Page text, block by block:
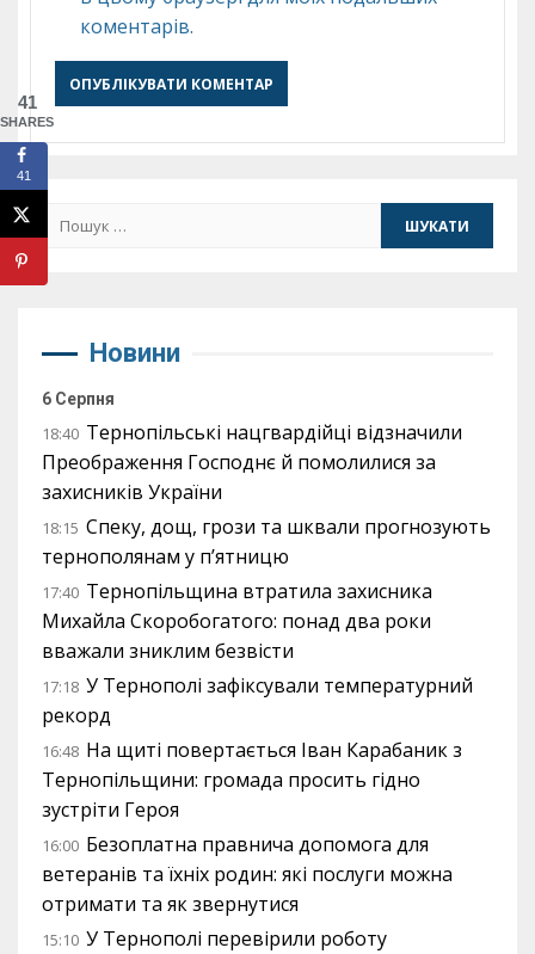
коментарів.
Пошук:
Новини
6 Серпня
18:40 Тернопільські нацгвардійці відзначили
Преображення Господнє й помолилися за
захисників України
18:15 Спеку, дощ, грози та шквали прогнозують
тернополянам у п’ятницю
17:40 Тернопільщина втратила захисника
Михайла Скоробогатого: понад два роки
вважали зниклим безвісти
17:18 У Тернополі зафіксували температурний
рекорд
16:48 На щиті повертається Іван Карабаник з
Тернопільщини: громада просить гідно
зустріти Героя
16:00 Безоплатна правнича допомога для
ветеранів та їхніх родин: які послуги можна
отримати та як звернутися
15:10 У Тернополі перевірили роботу
41
SHARES
41